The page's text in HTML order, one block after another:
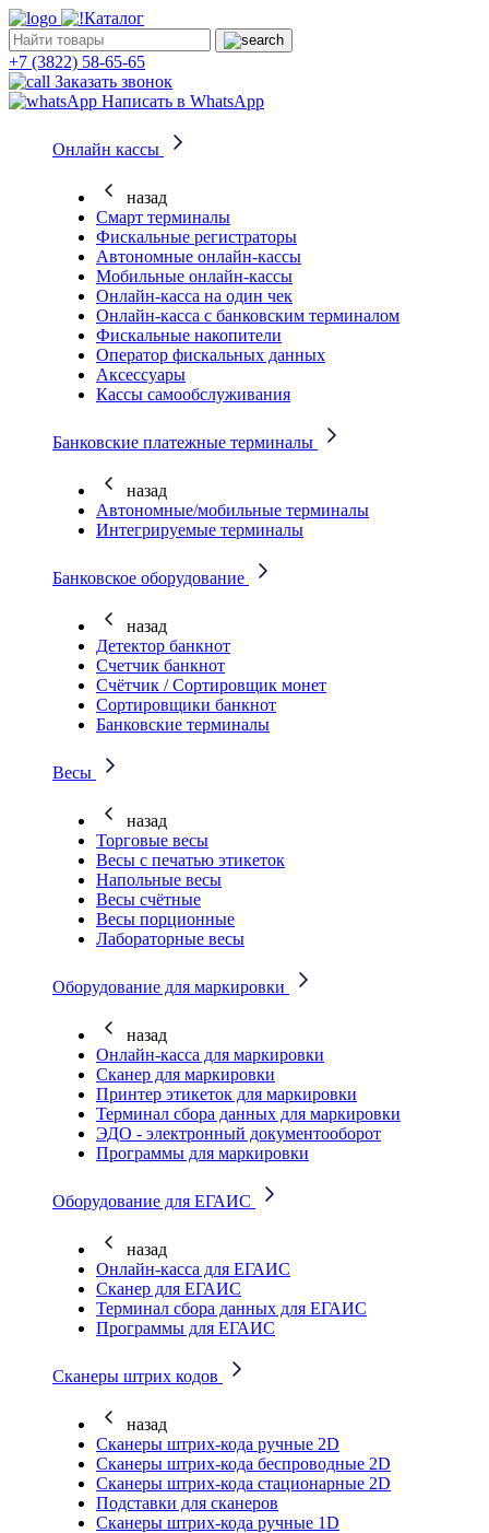
Каталог
+7 (3822) 58-65-65
Заказать звонок
Написать в WhatsApp
Онлайн кассы
назад
Смарт терминалы
Фискальные регистраторы
Автономные онлайн-кассы
Мобильные онлайн-кассы
Онлайн-касса на один чек
Онлайн-касса с банковским терминалом
Фискальные накопители
Оператор фискальных данных
Аксессуары
Кассы самообслуживания
Банковские платежные терминалы
назад
Автономные/мобильные терминалы
Интегрируемые терминалы
Банковское оборудование
назад
Детектор банкнот
Счетчик банкнот
Счётчик / Сортировщик монет
Сортировщики банкнот
Банковские терминалы
Весы
назад
Торговые весы
Весы с печатью этикеток
Напольные весы
Весы счётные
Весы порционные
Лабораторные весы
Оборудование для маркировки
назад
Онлайн-касса для маркировки
Сканер для маркировки
Принтер этикеток для маркировки
Терминал сбора данных для маркировки
ЭДО - электронный документооборот
Программы для маркировки
Оборудование для ЕГАИС
назад
Онлайн-касса для ЕГАИС
Сканер для ЕГАИС
Терминал сбора данных для ЕГАИС
Программы для ЕГАИС
Сканеры штрих кодов
назад
Сканеры штрих-кода ручные 2D
Сканеры штрих-кода беспроводные 2D
Cканеры штрих-кода стационарные 2D
Подставки для сканеров
Сканеры штрих-кода ручные 1D